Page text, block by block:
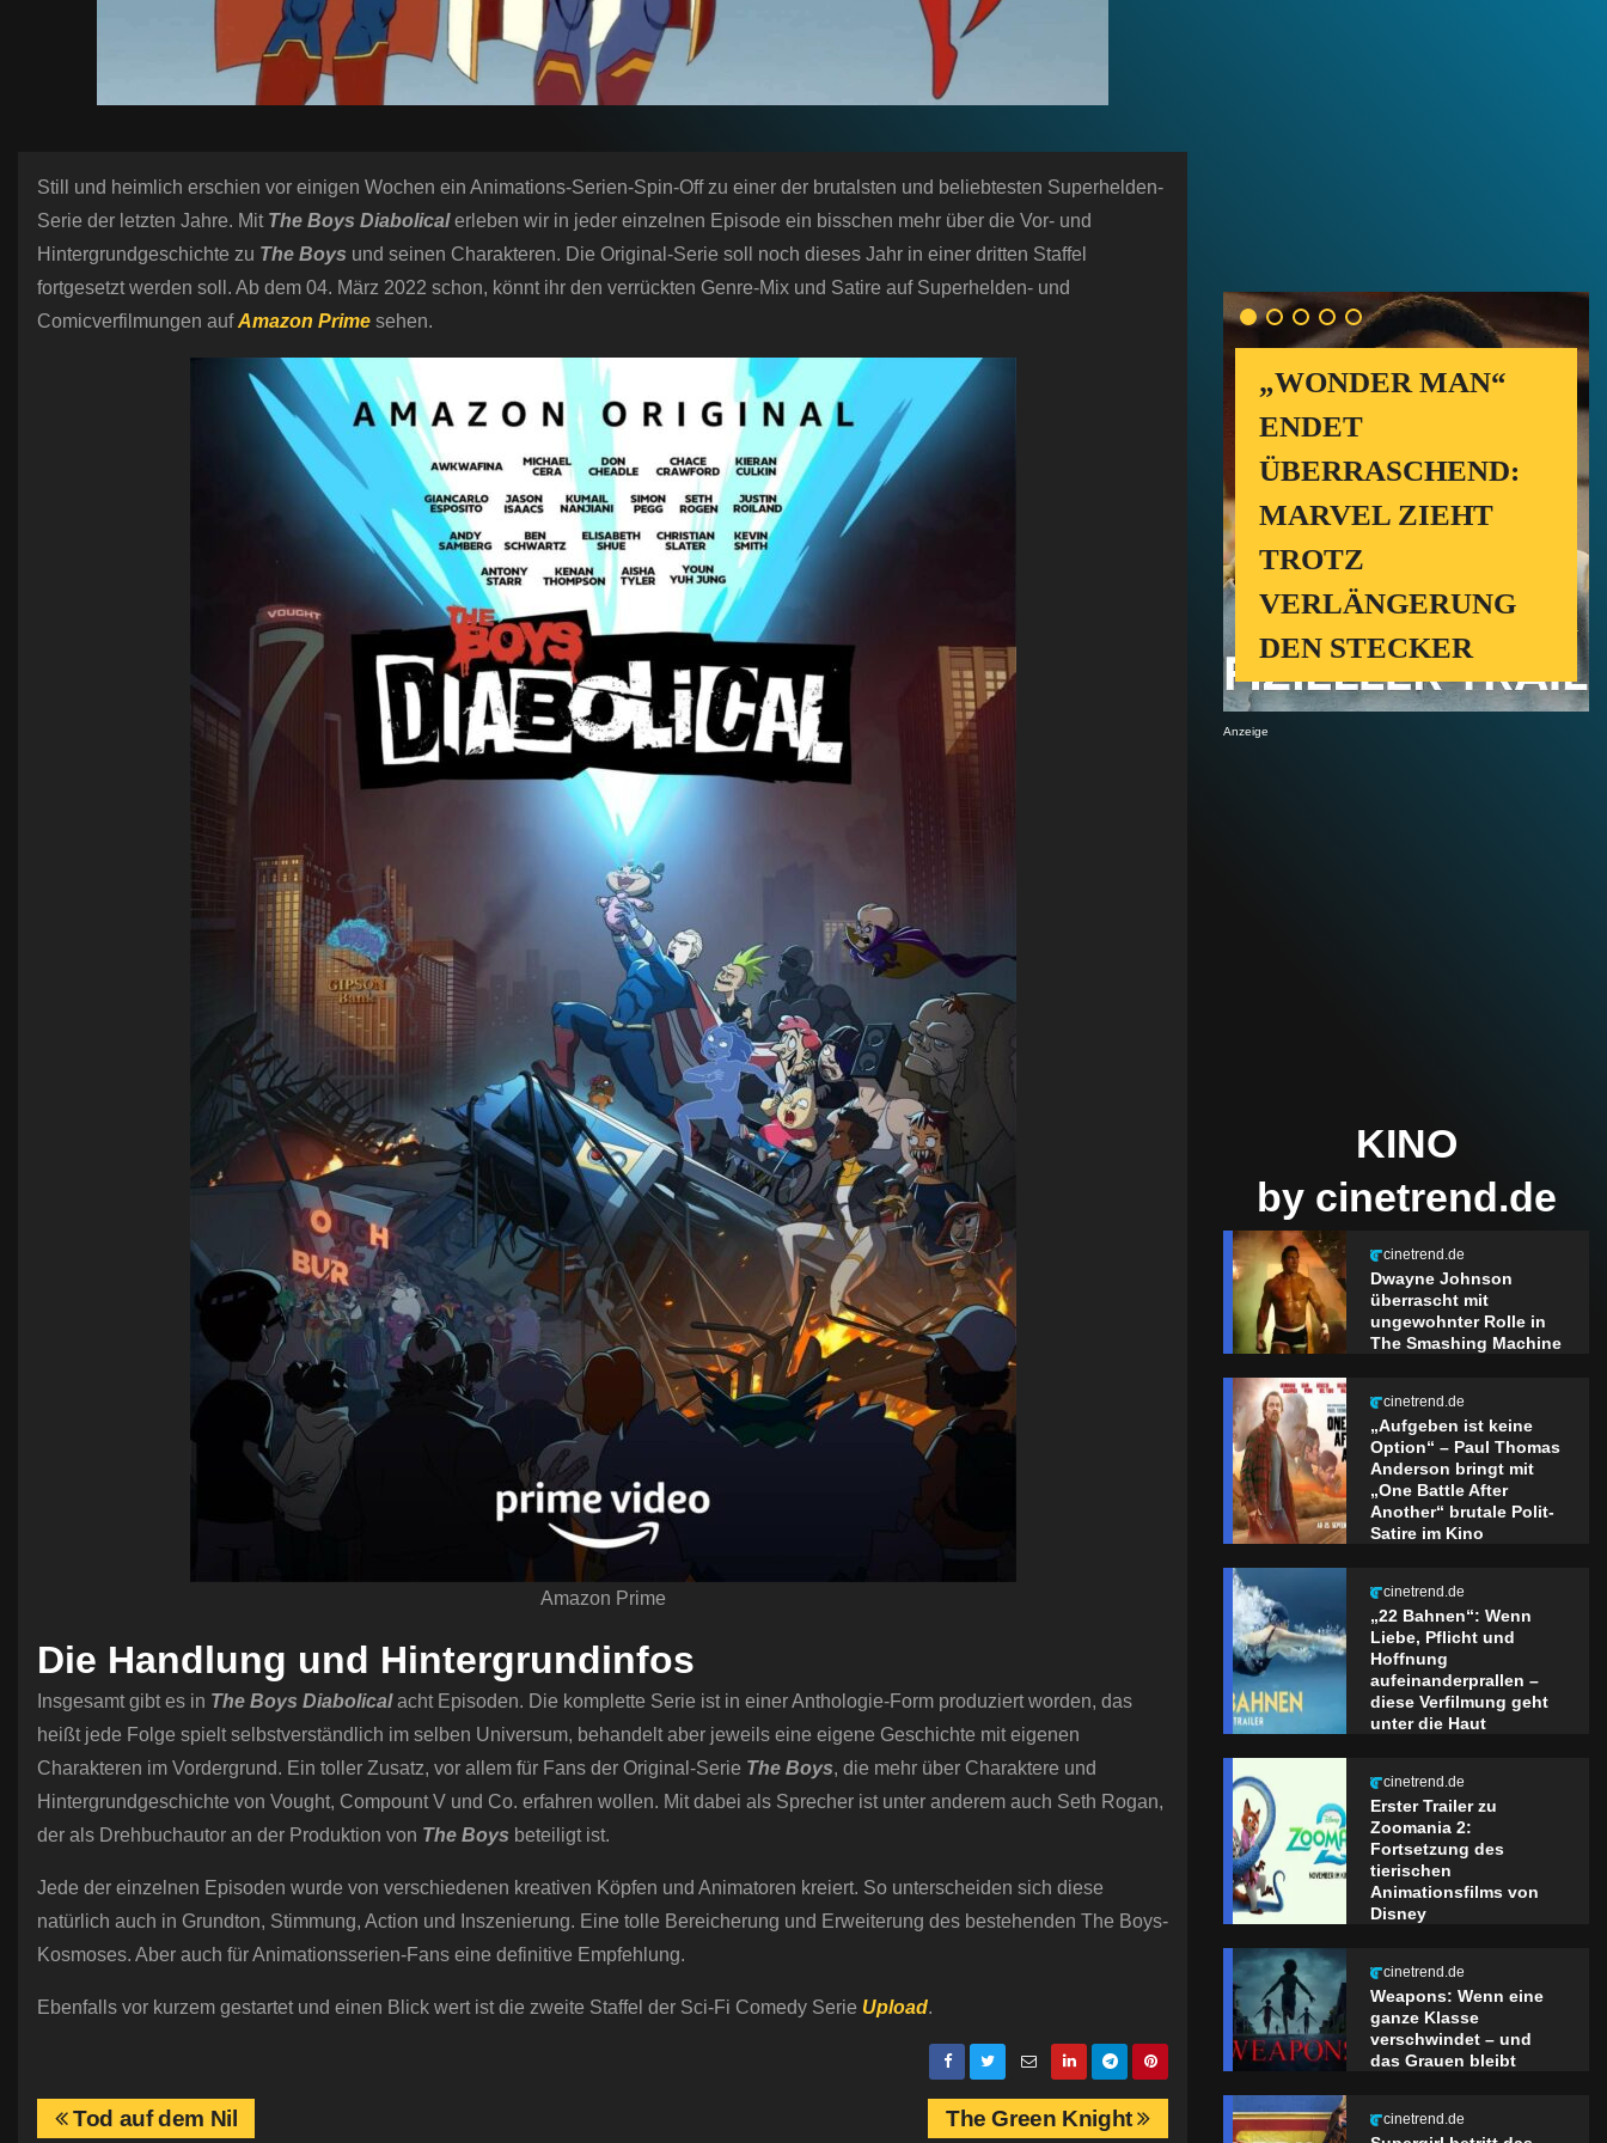
Still und heimlich erschien vor einigen Wochen ein Animations-Serien-Spin-Off zu einer der brutalsten und beliebtesten Superhelden-
Serie der letzten Jahre. Mit The Boys Diabolicalerleben wir in jeder einzelnen Episode ein bisschen mehr über die Vor- und
Hintergrundgeschichte zu The Boys und seinen Charakteren. Die Original-Serie soll noch dieses Jahr in einer dritten Staffel
fortgesetzt werden soll. Ab dem 04. März 2022 schon, könnt ihr den verrückten Genre-Mix und Satire auf Superhelden- und
Comicverfilmungen aufAmazon Prime sehen.
Amazon Prime
Die Handlung und Hintergrundinfos
Insgesamt gibt es in The Boys Diabolicalacht Episoden. Die komplette Serie ist in einer Anthologie-Form produziert worden, das
heißt jede Folge spielt selbstverständlich im selben Universum, behandelt aber jeweils eine eigene Geschichte mit eigenen
Charakteren im Vordergrund. Ein toller Zusatz, vor allem für Fans der Original-Serie The Boys, die mehr über Charaktere und
Hintergrundgeschichte von Vought, Compount V und Co. erfahren wollen. Mit dabei als Sprecher ist unter anderem auch Seth Rogan,
der als Drehbuchautor an der Produktion von The Boys beteiligt ist.
Jede der einzelnen Episoden wurde von verschiedenen kreativen Köpfen und Animatoren kreiert. So unterscheiden sich diese
natürlich auch in Grundton, Stimmung, Action und Inszenierung. Eine tolle Bereicherung und Erweiterung des bestehenden The Boys-
Kosmoses. Aber auch für Animationsserien-Fans eine definitive Empfehlung.
Ebenfalls vor kurzem gestartet und einen Blick wert ist die zweite Staffel der Sci-Fi Comedy Serie Upload.
B
The Green Knight
Tod auf dem Nil
„WONDER MAN“
ENDET
ÜBERRASCHEND:
MARVEL ZIEHT
TROTZ
VERLÄNGERUNG
DEN STECKER
Anzeige
KINO
by cinetrend.de
cinetrend.de
Dwayne Johnson
überrascht mit
ungewohnter Rolle in
The Smashing Machine
cinetrend.de
„Aufgeben ist keine
Option“ – Paul Thomas
Anderson bringt mit
„One Battle After
Another“ brutale Polit-
Satire im Kino
cinetrend.de
„22 Bahnen“: Wenn
Liebe, Pflicht und
Hoffnung
aufeinanderprallen –
diese Verfilmung geht
unter die Haut
cinetrend.de
Erster Trailer zu
Zoomania 2:
Fortsetzung des
tierischen
Animationsfilms von
Disney
cinetrend.de
Weapons: Wenn eine
ganze Klasse
verschwindet – und
das Grauen bleibt
cinetrend.de